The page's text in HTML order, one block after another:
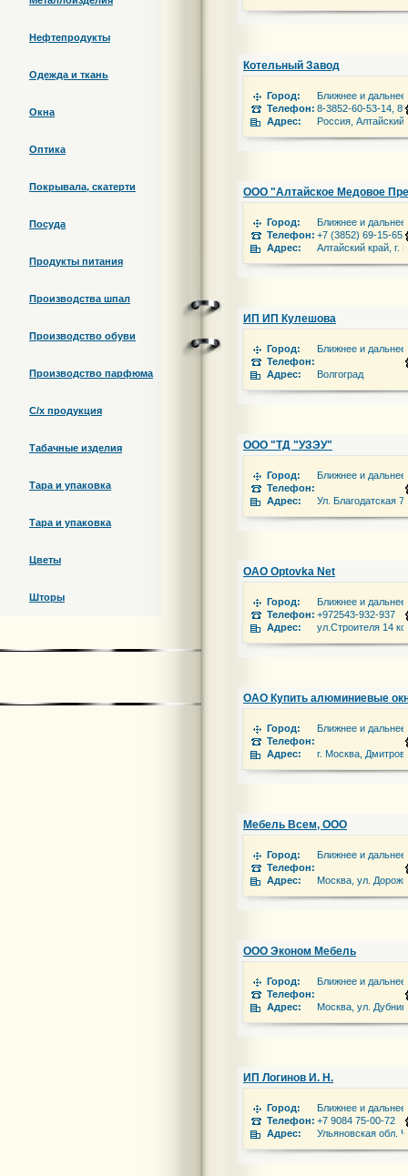
Нефтепродукты
Одежда и ткань
Окна
Оптика
Покрывала, скатерти
Посуда
Продукты питания
Производства шпал
Производство обуви
Производство парфюма
С/х продукция
Табачные изделия
Тара и упаковка
Тара и упаковка
Цветы
Шторы
Котельный Завод
Город:
Ближнее и
Телефон: 8-3852-60-53-14,
Адрес:
Россия, Алтайский
ООО "Алтайское Медовое
Город:
Ближнее и
Телефон: +7 (3852) 69-15-65,
Адрес:
Алтайский край, г.
ИП ИП Кулешова
Город:
Ближнее и
Телефон:
Адрес:
Волгоград
ООО "ТД "УЗЭУ"
Город:
Ближнее и
Телефон:
Адрес:
Ул. Благодатская
ОАО Optovka Net
Город:
Ближнее и
Телефон: +972543-932-937
Адрес:
ул.Строителя 14
ОАО Купить алюминиевые
Город:
Ближнее и
Телефон:
Адрес:
г. Москва,
Мебель Всем, ООО
Город:
Ближнее и
Телефон:
Адрес:
Москва, ул.
ООО Эконом Мебель
Город:
Ближнее и
Телефон:
Адрес:
Москва, ул.
ИП Логинов И. Н.
Город:
Ближнее и
Телефон: +7 9084 75-00-72
Адрес:
Ульяновская обл.